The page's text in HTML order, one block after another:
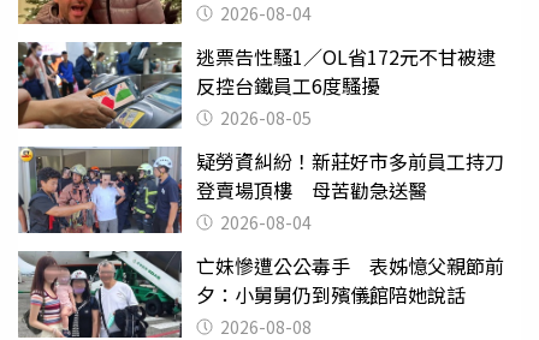
2026-08-04
逃票告性騷1／OL省172元不甘被逮
反控台鐵員工6度騷擾
2026-08-05
疑勞資糾紛！新莊好市多前員工持刀
登賣場頂樓 母苦勸急送醫
2026-08-04
亡妹慘遭公公毒手 表姊憶父親節前
夕：小舅舅仍到殯儀館陪她說話
2026-08-08